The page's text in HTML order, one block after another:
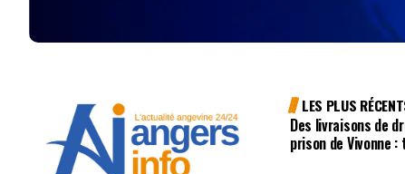
LES PLUS
Des livraisons de
prison de Vivonne